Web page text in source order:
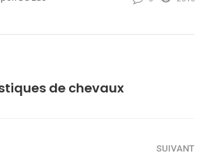
de chevaux
SUIVANT